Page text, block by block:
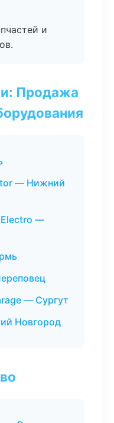
и
Продажа
— Нижний
Electro —
— Сургут
Новгород